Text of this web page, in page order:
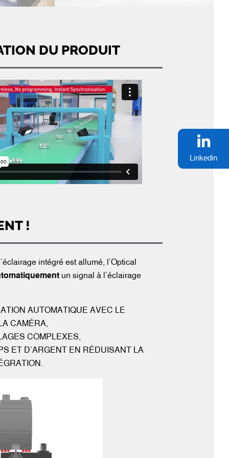
Linkedin
DU PRODUIT
!
intégré est allumé, l’Optical
un signal à l’éclairage
AUTOMATIQUE AVEC LE
CAMÉRA,
COMPLEXES,
ET D’ARGENT EN RÉDUISANT LA